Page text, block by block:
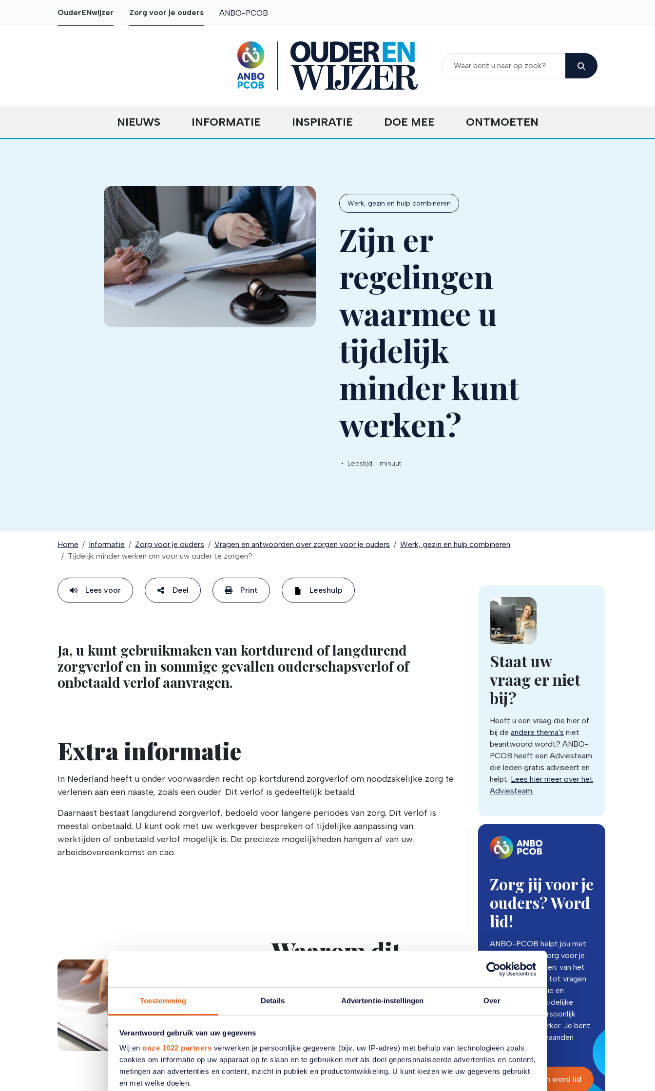
Toestemming Details Advertentie-instellingen Over
Verantwoord gebruik van uw gegevens
Wij en onze 1022 partners verwerken je persoonlijke gegevens (bijv. uw IP-adres) met behulp van technologieën zoals
cookies om informatie op uw apparaat op te slaan en te gebruiken met als doel gepersonaliseerde advertenties en content,
metingen aan advertenties en content, inzicht in publiek en productontwikkeling. U kunt kiezen wie uw gegevens gebruikt
en met welke doelen.
OuderENwijzer Zorg voor je ouders ANBO-PCOB
OuderENwijzer
NIEUWS INFORMATIE INSPIRATIE DOE MEE ONTMOETEN
Werk, gezin en hulp combineren
Zijn er
regelingen
waarmee u
tijdelijk
minder kunt
werken?
• Leestijd: 1 minuut
Home Informatie Zorg voor je ouders Vragen en antwoorden over zorgen voor je ouders
Werk, gezin en hulp combineren
Tijdelijk minder werken om voor uw ouder te zorgen?
Lees voor Deel Print Leeshulp
Ja, u kunt gebruikmaken van kortdurend of langdurend
zorgverlof en in sommige gevallen ouderschapsverlof of
onbetaald verlof aanvragen.
Extra informatie
In Nederland heeft u onder voorwaarden recht op kortdurend zorgverlof om noodzakelijke zorg te
verlenen aan een naaste, zoals een ouder. Dit verlof is gedeeltelijk betaald.
Daarnaast bestaat langdurend zorgverlof, bedoeld voor langere periodes van zorg. Dit verlof is
meestal onbetaald. U kunt ook met uw werkgever bespreken of tijdelijke aanpassing van
werktijden of onbetaald verlof mogelijk is. De precieze mogelijkheden hangen af van uw
arbeidsovereenkomst en cao.
Waarom dit
Zorg voor een ouder kan tijdelijk intensief
zijn. Door gebruik te maken van wettelijke
stoppen met werken of in financiële
problemen komt.
Staat uw
vraag er niet
bij?
Heeft u een vraag die hier of
bij de andere thema's niet
beantwoord wordt? ANBO-
PCOB heeft een Adviesteam
die leden gratis adviseert en
helpt. Lees hier meer over het
Adviesteam.
Zorg jij voor je
ouders? Word
lid!
ANBO-PCOB helpt jou met
alles wat bij de zorg voor je
ouders komt kijken: van het
regelen van zorg tot vragen
over administratie en
financiën. Met duidelijke
informatie en persoonlijk
advies sta je sterker. Je bent
nu de eerste 6 maanden
gratis lid!
Lees meer en word lid